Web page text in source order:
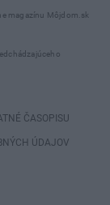
magazínu Môjdom.sk
ČASOPISU
ÚDAJOV